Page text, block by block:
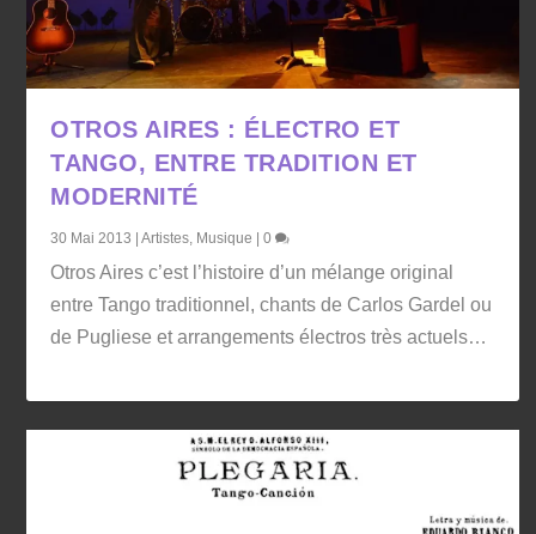
OTROS AIRES : ÉLECTRO ET
TANGO, ENTRE TRADITION ET
MODERNITÉ
30 Mai 2013 |Artistes Musique |0
Otros Aires c’est l’histoire d’un mélange original
entre Tango traditionnel, chants de Carlos Gardel ou
de Pugliese et arrangements électros très actuels…